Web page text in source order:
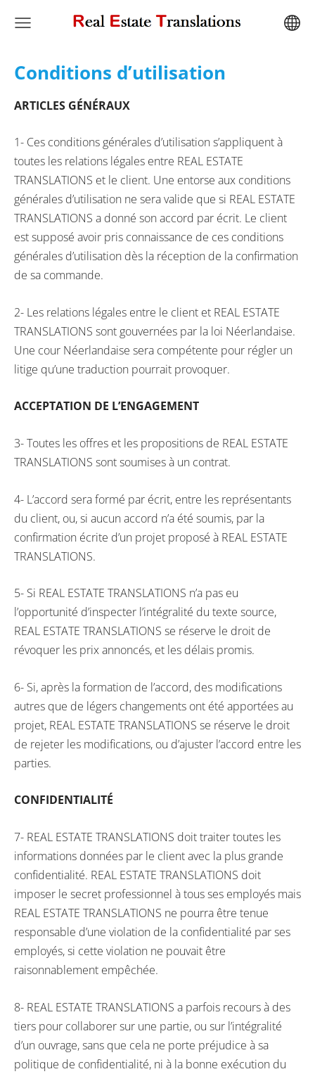
Conditions d’utilisation
ARTICLES GÉNÉRAUX
1- Ces conditions générales d’utilisation s’appliquent à
toutes les relations légales entre REAL ESTATE
TRANSLATIONS et le client. Une entorse aux conditions
générales d’utilisation ne sera valide que si REAL ESTATE
TRANSLATIONS a donné son accord par écrit. Le client
est supposé avoir pris connaissance de ces conditions
générales d’utilisation dès la réception de la confirmation
de sa commande.
2- Les relations légales entre le client et REAL ESTATE
TRANSLATIONS sont gouvernées par la loi Néerlandaise.
Une cour Néerlandaise sera compétente pour régler un
litige qu’une traduction pourrait provoquer.
ACCEPTATION DE L’ENGAGEMENT
3- Toutes les offres et les propositions de REAL ESTATE
TRANSLATIONS sont soumises à un contrat.
4- L’accord sera formé par écrit, entre les représentants
du client, ou, si aucun accord n’a été soumis, par la
confirmation écrite d’un projet proposé à REAL ESTATE
TRANSLATIONS.
5- Si REAL ESTATE TRANSLATIONS n’a pas eu
l’opportunité d’inspecter l’intégralité du texte source,
REAL ESTATE TRANSLATIONS se réserve le droit de
révoquer les prix annoncés, et les délais promis.
6- Si, après la formation de l’accord, des modifications
autres que de légers changements ont été apportées au
projet, REAL ESTATE TRANSLATIONS se réserve le droit
de rejeter les modifications, ou d’ajuster l’accord entre les
parties.
CONFIDENTIALITÉ
7- REAL ESTATE TRANSLATIONS doit traiter toutes les
informations données par le client avec la plus grande
confidentialité. REAL ESTATE TRANSLATIONS doit
imposer le secret professionnel à tous ses employés mais
REAL ESTATE TRANSLATIONS ne pourra être tenue
responsable d’une violation de la confidentialité par ses
employés, si cette violation ne pouvait être
raisonnablement empêchée.
8- REAL ESTATE TRANSLATIONS a parfois recours à des
tiers pour collaborer sur une partie, ou sur l’intégralité
d’un ouvrage, sans que cela ne porte préjudice à sa
politique de confidentialité, ni à la bonne exécution du